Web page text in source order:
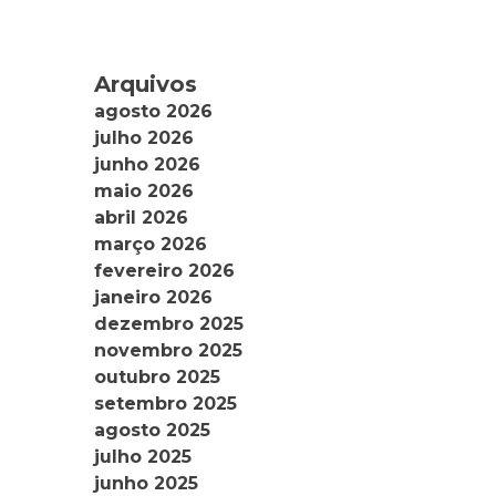
Arquivos
agosto 2026
julho 2026
junho 2026
maio 2026
abril 2026
março 2026
fevereiro 2026
janeiro 2026
dezembro 2025
novembro 2025
outubro 2025
setembro 2025
agosto 2025
julho 2025
junho 2025